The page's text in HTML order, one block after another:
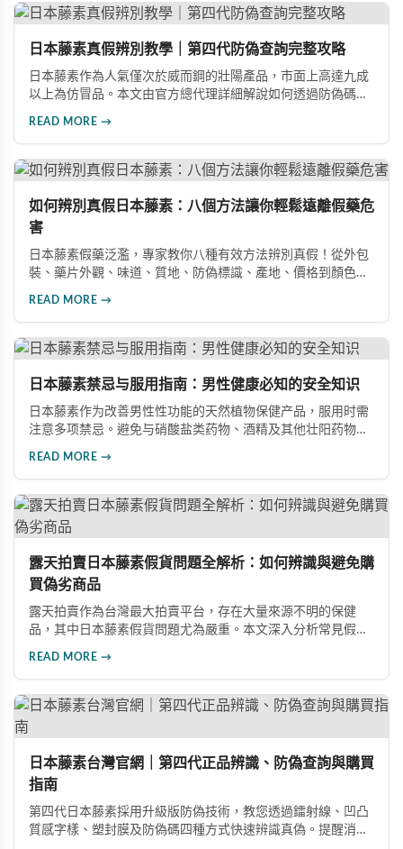
日本藤素真假辨別教學｜第四代防偽查詢完整攻略
日本藤素作為人氣僅次於威而鋼的壯陽產品，市面上高達九成
以上為仿冒品。本文由官方總代理詳細解說如何透過防偽碼查
READ MORE →
如何辨別真假日本藤素：八個方法讓你輕鬆遠離假藥危
害
日本藤素假藥泛濫，專家教你八種有效方法辨別真假！從外包
裝、藥片外觀、味道、質地、防偽標識、產地、價格到顏色特
READ MORE →
日本藤素禁忌与服用指南：男性健康必知的安全知识
日本藤素作为改善男性性功能的天然植物保健产品，服用时需
注意多项禁忌。避免与硝酸盐类药物、酒精及其他壮阳药物同
足睡眠等健康生活方式。
READ MORE →
露天拍賣日本藤素假貨問題全解析：如何辨識與避免購
買偽劣商品
露天拍賣作為台灣最大拍賣平台，存在大量來源不明的保健
品，其中日本藤素假貨問題尤為嚴重。本文深入分析常見假貨
READ MORE →
日本藤素台灣官網｜第四代正品辨識、防偽查詢與購買
指南
第四代日本藤素採用升級版防偽技術，教您透過鐳射線、凹凸
質感字樣、塑封膜及防偽碼四種方式快速辨識真偽。提醒消費